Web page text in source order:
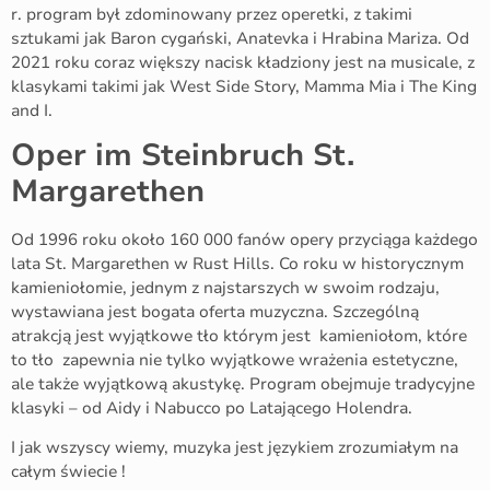
r. program był zdominowany przez operetki, z takimi
sztukami jak Baron cygański, Anatevka i Hrabina Mariza. Od
2021 roku coraz większy nacisk kładziony jest na musicale, z
klasykami takimi jak West Side Story, Mamma Mia i The King
and I.
Oper im Steinbruch St.
Margarethen
Od 1996 roku około 160 000 fanów opery przyciąga każdego
lata St. Margarethen w Rust Hills. Co roku w historycznym
kamieniołomie, jednym z najstarszych w swoim rodzaju,
wystawiana jest bogata oferta muzyczna. Szczególną
atrakcją jest wyjątkowe tło którym jest kamieniołom, które
to tło zapewnia nie tylko wyjątkowe wrażenia estetyczne,
ale także wyjątkową akustykę. Program obejmuje tradycyjne
klasyki – od Aidy i Nabucco po Latającego Holendra.
I jak wszyscy wiemy, muzyka jest językiem zrozumiałym na
całym świecie !